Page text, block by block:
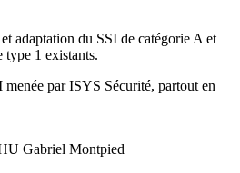
adaptation du SSI de catégorie A et
type 1 existants.
par ISYS Sécurité, partout en
Gabriel Montpied